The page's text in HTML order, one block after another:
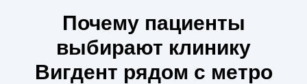
Почему пациенты
выбирают клинику
Вигдент рядом с метро
Преимущества